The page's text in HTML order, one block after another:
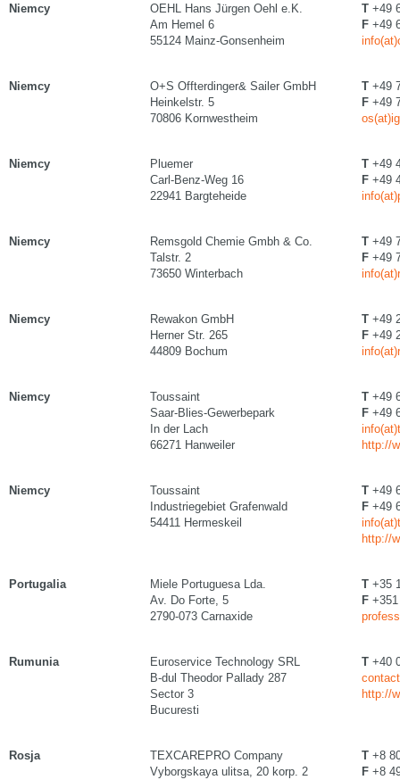
Niemcy
OEHL Hans Jürgen Oehl e.K.
Am Hemel 6
55124 Mainz-Gonsenheim
T +49
F +49
Niemcy
O+S Offterdinger& Sailer GmbH
Heinkelstr. 5
70806 Kornwestheim
T +49
F +49
Niemcy
Pluemer
Carl-Benz-Weg 16
22941 Bargteheide
T +49
F +49
Niemcy
Remsgold Chemie Gmbh & Co.
Talstr. 2
73650 Winterbach
T +49
F +49
Niemcy
Rewakon GmbH
Herner Str. 265
44809 Bochum
T +49
F +49
Niemcy
Toussaint
Saar-Blies-Gewerbepark
In der Lach
66271 Hanweiler
T +49
F +49
http://
Niemcy
Toussaint
Industriegebiet Grafenwald
54411 Hermeskeil
T +49
F +49
http://
Portugalia
Miele Portuguesa Lda.
Av. Do Forte, 5
2790-073 Carnaxide
T +35
F
Rumunia
Euroservice Technology SRL
B-dul Theodor Pallady 287
Sector 3
Bucuresti
T +40
http://
Rosja
TEXCAREPRO Company
Vyborgskaya ulitsa, 20 korp. 2
T +8
F +8